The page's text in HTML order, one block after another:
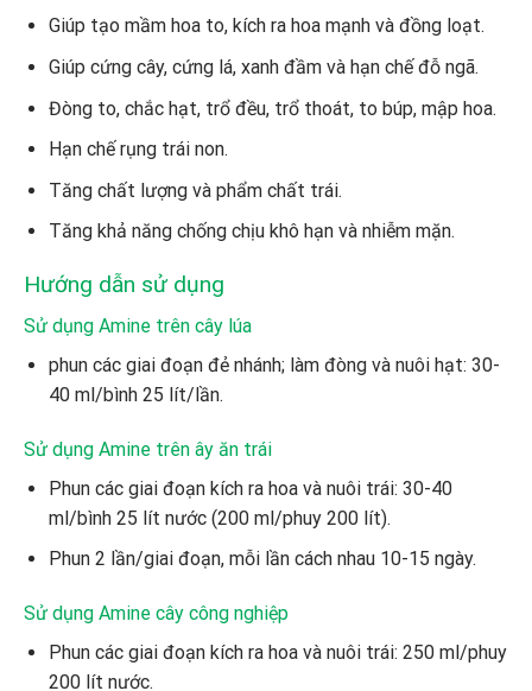
Giúp tạo mầm hoa to, kích ra hoa mạnh và đồng loạt.
Giúp cứng cây, cứng lá, xanh đầm và hạn chế đỗ ngã.
Đòng to, chắc hạt, trổ đều, trổ thoát, to búp, mập hoa.
Hạn chế rụng trái non.
Tăng chất lượng và phẩm chất trái.
Tăng khả năng chống chịu khô hạn và nhiễm mặn.
Hướng dẫn sử dụng
Sử dụng Amine trên cây lúa
phun các giai đoạn đẻ nhánh; làm đòng và nuôi hạt: 30-
40 ml/bình 25 lít/lần.
Sử dụng Amine trên ây ăn trái
Phun các giai đoạn kích ra hoa và nuôi trái: 30-40
ml/bình 25 lít nước (200 ml/phuy 200 lít).
Phun 2 lần/giai đoạn, mỗi lần cách nhau 10-15 ngày.
Sử dụng Amine cây công nghiệp
Phun các giai đoạn kích ra hoa và nuôi trái: 250 ml/phuy
200 lít nước.